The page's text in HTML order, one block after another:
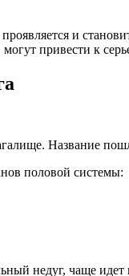
и
привести к
Название
половой системы:
недуг, чаще